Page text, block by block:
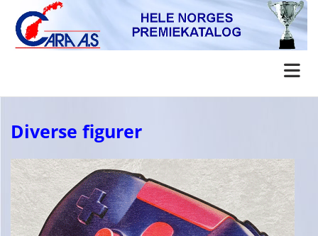
Diverse figurer